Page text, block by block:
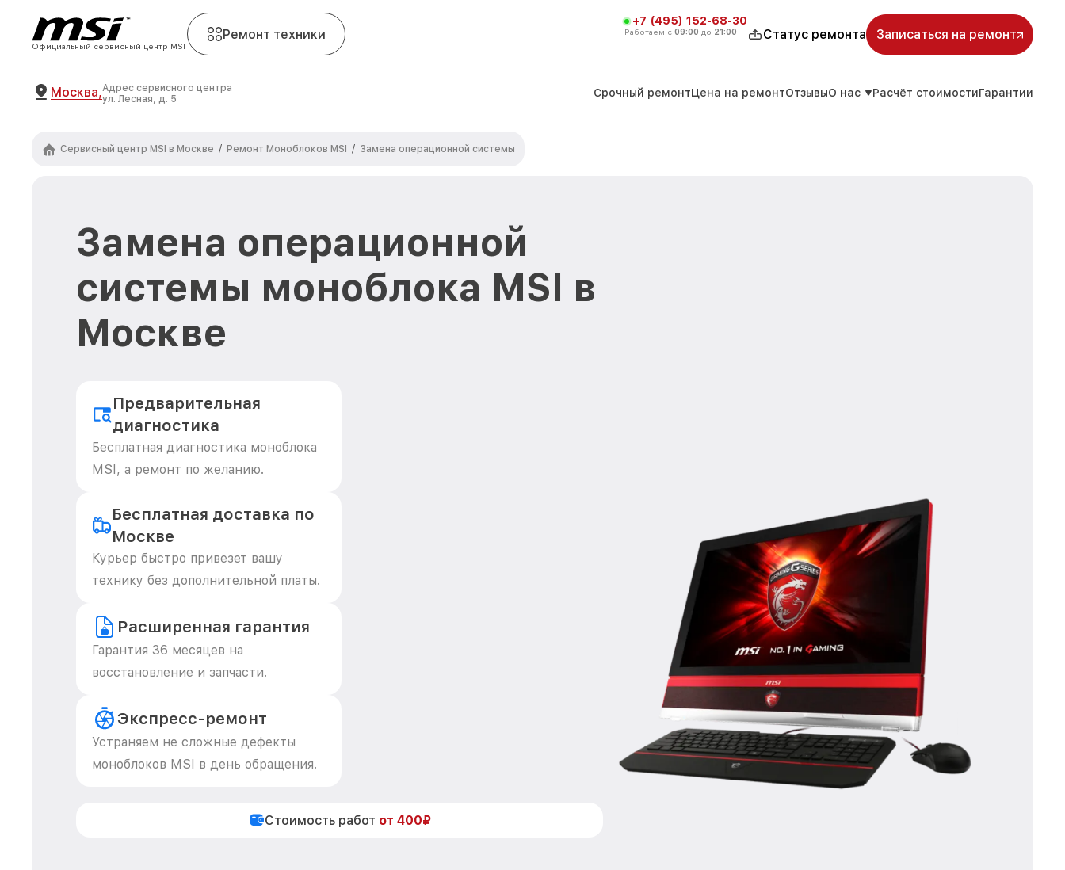
Официальный сервисный центр MSI
Ремонт техники
+7 (495) 152-68-30
Работаем с 09:00 до 21:00 Статус ремонта Записаться на ремонт
Москва,Адрес сервисного центра
ул. Лесная, д. 5
Срочный ремонтЦена на ремонтОтзывыО нас Расчёт стоимостиГарантии
Сервисный центр MSI в Москве / Ремонт Моноблоков MSI / Замена операционной системы
Замена операционной
системы моноблока MSI в
Москве
Предварительная
диагностика
Бесплатная диагностика моноблока
MSI, а ремонт по желанию.
Бесплатная доставка по
Москве
Курьер быстро привезет вашу
технику без дополнительной платы.
Расширенная гарантия
Гарантия 36 месяцев на
восстановление и запчасти.
Экспресс-ремонт
Устраняем не сложные дефекты
моноблоков MSI в день обращения.
Стоимость работ от 400₽